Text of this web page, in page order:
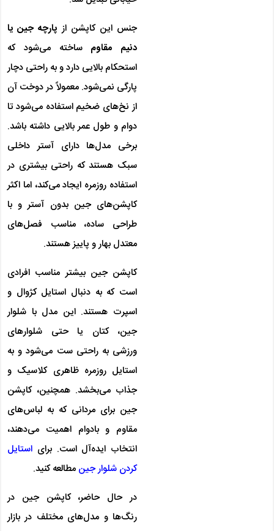
جنس این کاپشن از پارچه جین یا
دنیم مقاوم ساخته می‌شود که
استحکام بالایی دارد و به راحتی دچار
پارگی نمی‌شود. معمولاً در دوخت آن
از نخ‌های ضخیم استفاده می‌شود تا
دوام و طول عمر بالایی داشته باشد.
برخی مدل‌ها دارای آستر داخلی
سبک هستند که راحتی بیشتری در
استفاده روزمره ایجاد می‌کند، اما اکثر
کاپشن‌های جین بدون آستر و با
طراحی ساده، مناسب فصل‌های
معتدل بهار و پاییز هستند.
کاپشن جین بیشتر مناسب افرادی
است که به دنبال استایل کژوال و
اسپرت هستند. این مدل با شلوار
جین، کتان یا حتی شلوارهای
ورزشی به راحتی ست می‌شود و به
استایل روزمره ظاهری کلاسیک و
جذاب می‌بخشد. همچنین، کاپشن
جین برای مردانی که به لباس‌های
مقاوم و بادوام اهمیت می‌دهند،
انتخاب ایده‌آل است. برای استایل
کردن شلوار جین مطالعه کنید.
در حال حاضر، کاپشن جین در
رنگ‌ها و مدل‌های مختلف در بازار